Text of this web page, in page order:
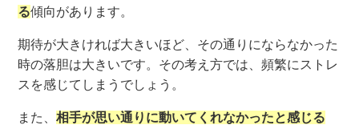
る傾向があります。
期待が大きければ大きいほど、その通りにならなかった
時の落胆は大きいです。その考え方では、頻繁にストレ
スを感じてしまうでしょう。
また、相手が思い通りに動いてくれなかったと感じる